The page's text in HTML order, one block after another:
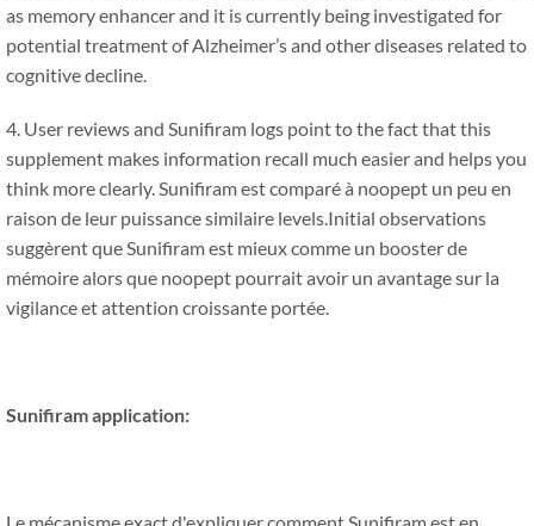
as memory enhancer and it is currently being investigated for
potential treatment of Alzheimer’s and other diseases related to
cognitive decline.
4. User reviews and Sunifiram logs point to the fact that this
supplement makes information recall much easier and helps you
think more clearly. Sunifiram est comparé à noopept un peu en
raison de leur puissance similaire levels.Initial observations
suggèrent que Sunifiram est mieux comme un booster de
mémoire alors que noopept pourrait avoir un avantage sur la
vigilance et attention croissante portée.
Sunifiram application: